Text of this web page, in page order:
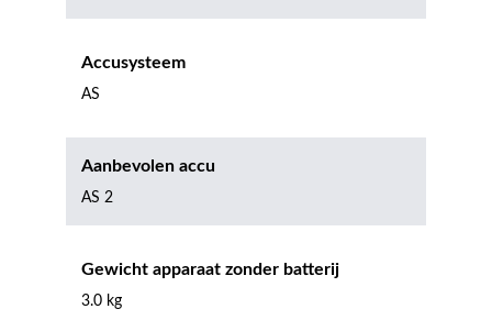
Accusysteem
AS
Aanbevolen accu
AS 2
Gewicht apparaat zonder batterij
3.0 kg